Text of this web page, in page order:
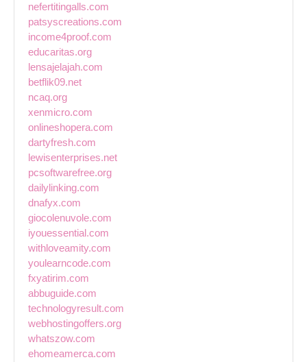
nefertitingalls.com
patsyscreations.com
income4proof.com
educaritas.org
lensajelajah.com
betflik09.net
ncaq.org
xenmicro.com
onlineshopera.com
dartyfresh.com
lewisenterprises.net
pcsoftwarefree.org
dailylinking.com
dnafyx.com
giocolenuvole.com
iyouessential.com
withloveamity.com
youlearncode.com
fxyatirim.com
abbuguide.com
technologyresult.com
webhostingoffers.org
whatszow.com
ehomeamerca.com